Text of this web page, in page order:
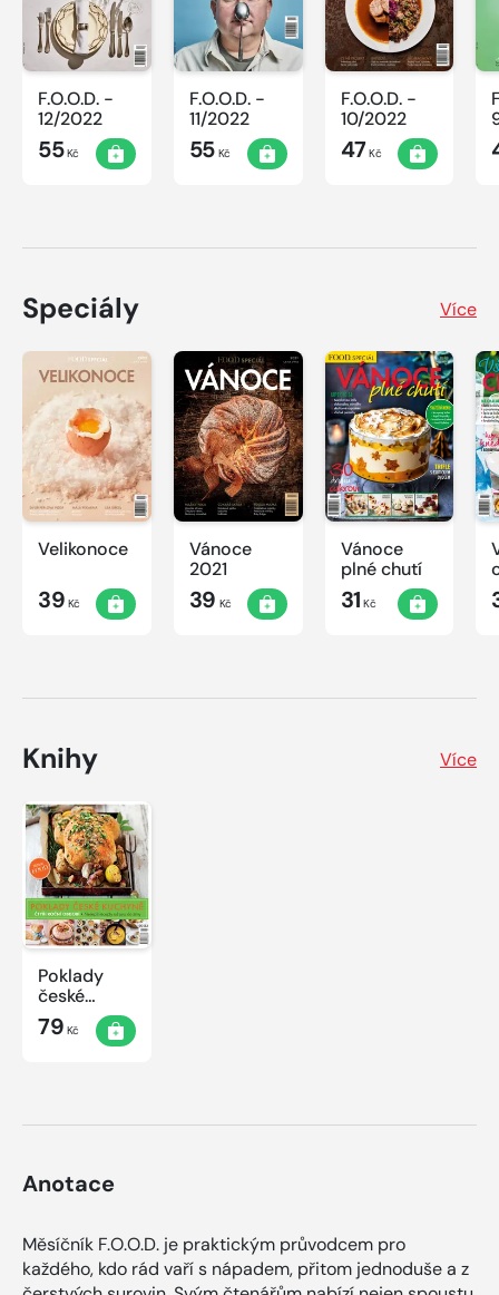
F.O.O.D. -
12/2022
55Kč
F.O.O.D. -
11/2022
55Kč
F.O.O.D. -
10/2022
47Kč
Speciály Více
Velikonoce
39 Kč
Vánoce
2021
39 Kč
Vánoce
plné chutí
31 Kč
Knihy Více
Poklady
české
kuchyně
79 Kč
Anotace
Měsíčník F.O.O.D. je praktickým průvodcem pro
každého, kdo rád vaří s nápadem, přitom jednoduše a z